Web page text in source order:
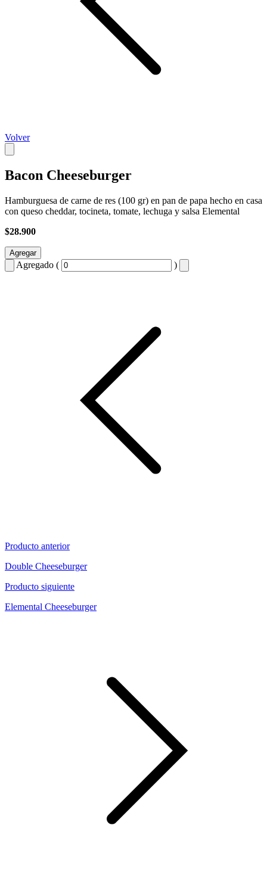
Volver
Bacon Cheeseburger
Hamburguesa de carne de res (100 gr) en pan de papa hecho en casa
con queso cheddar, tocineta, tomate, lechuga y salsa Elemental
$28.900
Agregar
Agregado ( )
Producto anterior
Double Cheeseburger
Producto siguiente
Elemental Cheeseburger